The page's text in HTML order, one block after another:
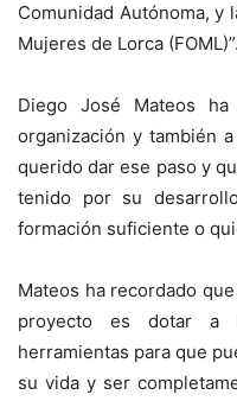
Comunidad Autónoma, y
Mujeres de Lorca (FOML)”.
Diego José Mateos
organización y también
querido dar ese paso y
tenido por su
formación suficiente o
Mateos ha recordado
proyecto es dotar a
herramientas para que
su vida y ser